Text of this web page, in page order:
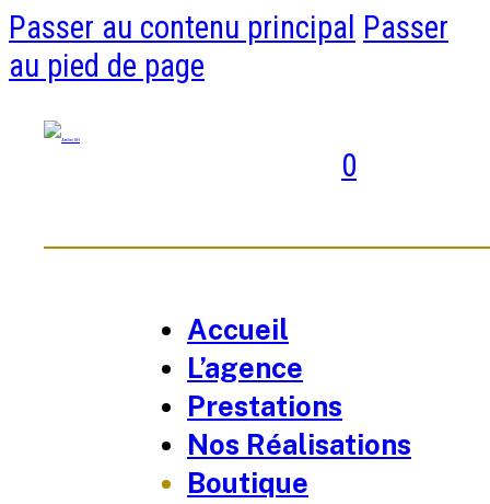
Passer au contenu principal Passer
au pied de page
0
Accueil
L’agence
Prestations
Nos Réalisations
Boutique